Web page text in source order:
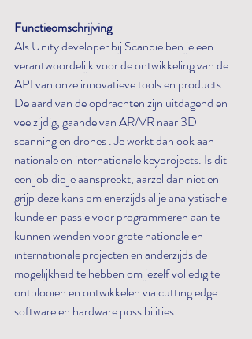
Functieomschrijving
Als Unity developer bij Scanbie ben je een
verantwoordelijk voor de ontwikkeling van de
API van onze innovatieve tools en products .
De aard van de opdrachten zijn uitdagend en
veelzijdig, gaande van AR/VR naar 3D
scanning en drones . Je werkt dan ook aan
nationale en internationale keyprojects. Is dit
een job die je aanspreekt, aarzel dan niet en
grijp deze kans om enerzijds al je analystische
kunde en passie voor programmeren aan te
kunnen wenden voor grote nationale en
internationale projecten en anderzijds de
mogelijkheid te hebben om jezelf volledig te
ontplooien en ontwikkelen via cutting edge
software en hardware possibilities.